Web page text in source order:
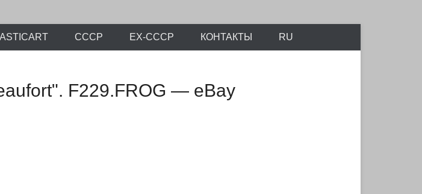
СССР EX-СССР КОНТАКТЫ RU
F229.FROG — eBay